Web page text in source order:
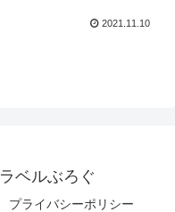
2021.11.10
ベルぶろぐ
プライバシーポリシー